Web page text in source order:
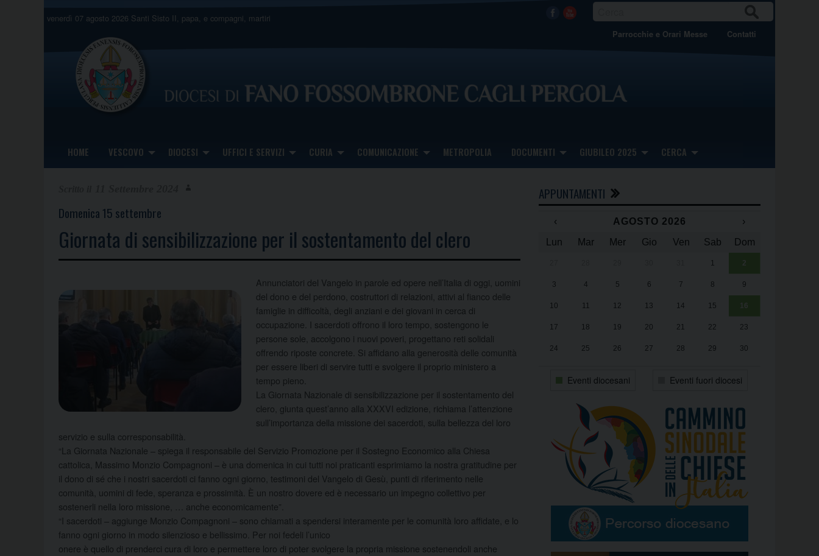
venerdì 07 agosto 2026 Santi Sisto II, papa, e compagni, martiri Facebook
Youtube CA
Parrocchie e Orari Messe Contatti
HOME VESCOVO DIOCESI UFFICI E SERVIZI CURIA COMUNICAZIONE METROPOLIA DOCUMENTI GIUBILEO 2025 CERCA
Domenica 15 settembre
Giornata di sensibilizzazione per il sostentamento del clero
Annunciatori del Vangelo in parole ed opere nell’Italia di oggi, uomini
del dono e del perdono, costruttori di relazioni, attivi al fianco delle
famiglie in difficoltà, degli anziani e dei giovani in cerca di
occupazione. I sacerdoti offrono il loro tempo, sostengono le
persone sole, accolgono i nuovi poveri, progettano reti solidali
offrendo riposte concrete. Si affidano alla generosità delle comunità
per essere liberi di servire tutti e svolgere il proprio ministero a
tempo pieno.
La Giornata Nazionale di sensibilizzazione per il sostentamento del
clero, giunta quest’anno alla XXXVI edizione, richiama l’attenzione
sull’importanza della missione dei sacerdoti, sulla bellezza del loro
servizio e sulla corresponsabilità.
“La Giornata Nazionale – spiega il responsabile del Servizio Promozione per il Sostegno Economico alla Chiesa
cattolica, Massimo Monzio Compagnoni – è una domenica in cui tutti noi praticanti esprimiamo la nostra gratitudine per
il dono di sé che i nostri sacerdoti ci fanno ogni giorno, testimoni del Vangelo di Gesù, punti di riferimento nelle
comunità, uomini di fede, speranza e prossimità. È un nostro dovere ed è necessario un impegno collettivo per
sostenerli nella loro missione, … anche economicamente”.
“I sacerdoti – aggiunge Monzio Compagnoni – sono chiamati a spendersi interamente per le comunità loro affidate, e lo
fanno ogni giorno in modo silenzioso e bellissimo. Per noi fedeli l’unico
onere è quello di prenderci cura di loro e permettere loro di poter svolgere la propria missione sostenendoli anche
APPUNTAMENTI
‹ AGOSTO 2026
›
Lun
Mar Mer Gio Ven Sab Dom
1 2
3 4 5 6 7 8 9
10 11 12 13 14 15 16
17 18 19 20 21 22 23
24 25 26 27 28 29 30
Eventi diocesani Eventi fuori diocesi